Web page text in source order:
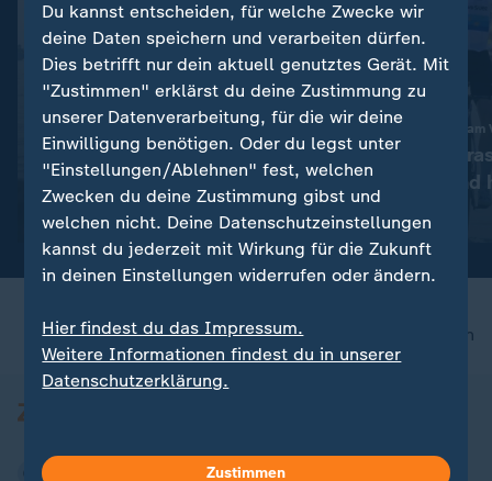
Aktuelle Entwicklungen:
Iran-Krieg und Nahost-
Konflikt: Alle Nachrichten im
Liveblog
Nach Enttäuschung am
Vollering
Konkurrenz und
Gelbmit Video 0:41
nach oben
Du kannst entscheiden, für welche Zwecke wir
deine Daten speichern und verarbeiten dürfen.
Dies betrifft nur dein aktuell genutztes Gerät. Mit
"Zustimmen" erklärst du deine Zustimmung zu
unserer Datenverarbeitung, für die wir deine
Einwilligung benötigen. Oder du legst unter
"Einstellungen/Ablehnen" fest, welchen
Zwecken du deine Zustimmung gibst und
welchen nicht. Deine Datenschutzeinstellungen
kannst du jederzeit mit Wirkung für die Zukunft
in deinen Einstellungen widerrufen oder ändern.
Hier findest du das Impressum.
Weitere Informationen findest du in unserer
Datenschutzerklärung.
Zustimmen